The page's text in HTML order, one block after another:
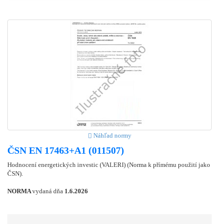
Náhľad normy
ČSN EN 17463+A1 (011507)
Hodnocení energetických investic (VALERI) (Norma k přímému použití jako
ČSN).
NORMAvydaná dňa 1.6.2026